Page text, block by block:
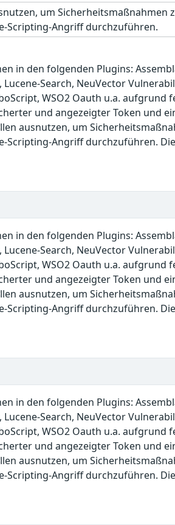
um Sicherheitsmaßnahmen
Scripting-Angriff durchzuführen.
in den folgenden Plugins:
Search, NeuVector
WSO2 Oauth u.a. aufgrund
und angezeigter Token und
ausnutzen, um
Scripting-Angriff durchzuführen.
in den folgenden Plugins:
Search, NeuVector
WSO2 Oauth u.a. aufgrund
und angezeigter Token und
ausnutzen, um
Scripting-Angriff durchzuführen.
in den folgenden Plugins:
Search, NeuVector
WSO2 Oauth u.a. aufgrund
und angezeigter Token und
ausnutzen, um
Scripting-Angriff durchzuführen.